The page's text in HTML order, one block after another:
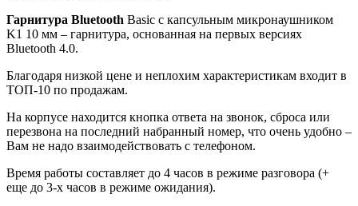
Гарнитура Bluetooth Basic с капсульным микронаушником
K1 10 мм – гарнитура, основанная на первых версиях
Bluetooth 4.0.
Благодаря низкой цене и неплохим характеристикам входит в
ТОП-10 по продажам.
На корпусе находится кнопка ответа на звонок, сброса или
перезвона на последний набранный номер, что очень удобно –
Вам не надо взаимодействовать с телефоном.
Время работы составляет до 4 часов в режиме разговора (+
еще до 3-х часов в режиме ожидания).